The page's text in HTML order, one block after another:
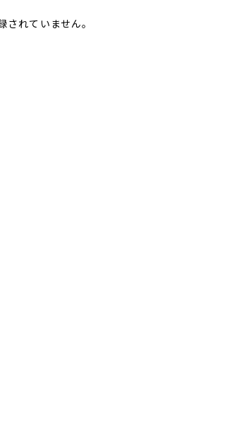
れていません。